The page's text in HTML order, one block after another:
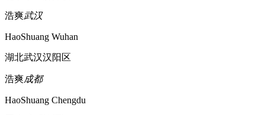
浩爽武汉
HaoShuang Wuhan
湖北武汉汉阳区
浩爽成都
HaoShuang Chengdu